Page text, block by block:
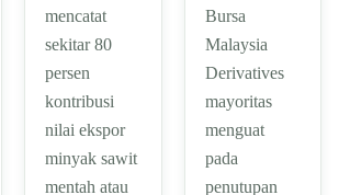
mencatat
sekitar 80
persen
kontribusi
nilai ekspor
minyak sawit
mentah atau
Bursa
Malaysia
Derivatives
mayoritas
menguat
pada
penutupan